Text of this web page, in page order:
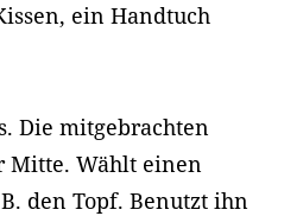
ein Handtuch
Die mitgebrachten
Mitte. Wählt einen
den Topf. Benutzt ihn